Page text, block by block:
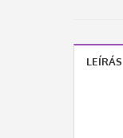
LEÍRÁS